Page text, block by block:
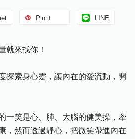
Pin it LINE
就來找你！
探索身心靈，讓內在的愛流動，開
一笑是心、肺、大腦的健美操，牽
，然而透過靜心，把微笑帶進內在